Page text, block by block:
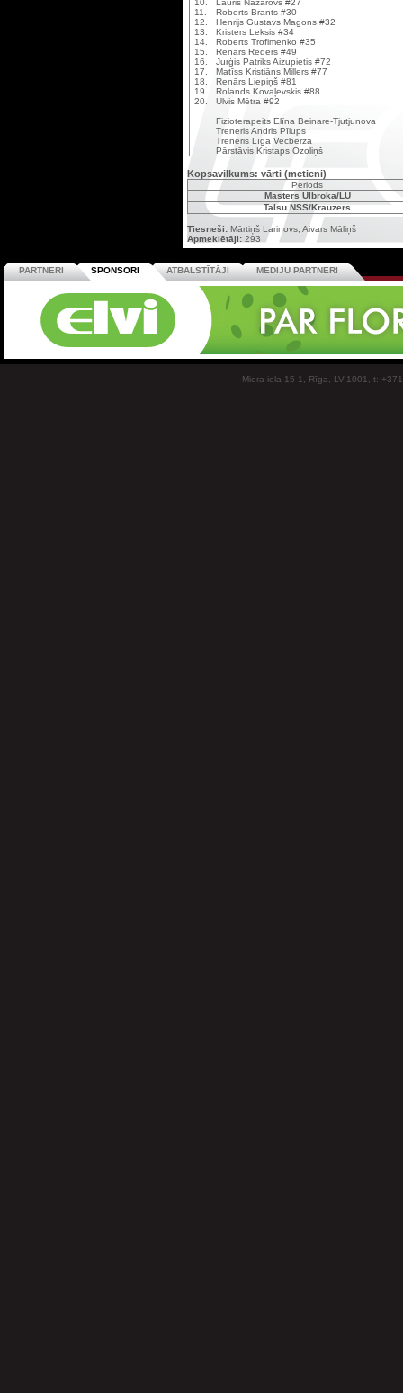
10.
Lauris Nazarovs #27
11.
Roberts Brants #30
12.
Henrijs Gustavs Magons #32
13.
Kristers Leksis #34
14.
Roberts Trofimenko #35
15.
Renārs Rēders #49
16.
Jurģis Patriks Aizupietis #72
17.
Matīss Kristiāns Millers #77
18.
Renārs Liepiņš #81
19.
Rolands Kovaļevskis #88
20.
Ulvis Mētra #92
Fizioterapeits Elīna Beinare-Tjutjunova
Treneris Andris Pīlups
Treneris Līga Vecbērza
Pārstāvis Kristaps Ozoliņš
Kopsavilkums: vārti (metieni)
Periods
Masters Ulbroka/LU
Talsu NSS/Krauzers
Tiesneši: Mārtiņš Larinovs, Aivars Māliņš
Apmeklētāji: 293
PARTNERI SPONSORI ATBALSTĪTĀJI MEDIJU PARTNERI
Miera iela 15-1, Rīga, LV-1001, t: